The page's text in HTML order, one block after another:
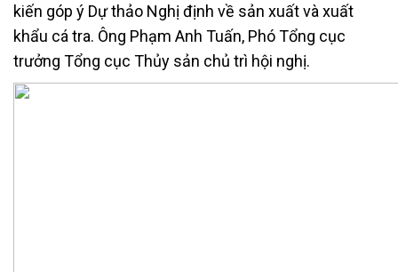
kiến góp ý Dự thảo Nghị định về sản xuất và xuất
khẩu cá tra. Ông Phạm Anh Tuấn, Phó Tổng cục
trưởng Tổng cục Thủy sản chủ trì hội nghị.